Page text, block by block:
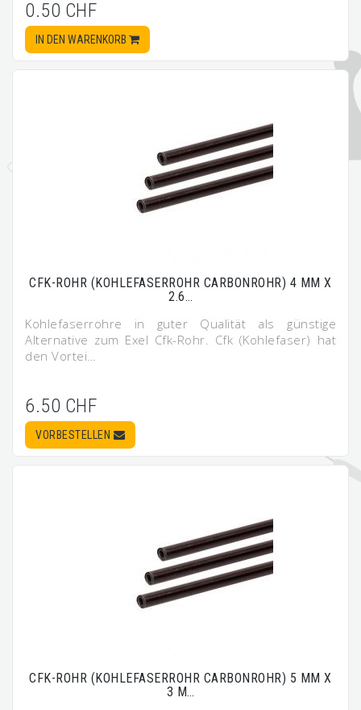
0.50 CHF
IN DEN WARENKORB
CFK-ROHR (KOHLEFASERROHR CARBONROHR) 4 MM X
2.6…
Kohlefaserrohre in guter Qualität als günstige
Alternative zum Exel Cfk-Rohr. Cfk (Kohlefaser) hat
den Vortei…
6.50 CHF
VORBESTELLEN
CFK-ROHR (KOHLEFASERROHR CARBONROHR) 5 MM X
3 M…